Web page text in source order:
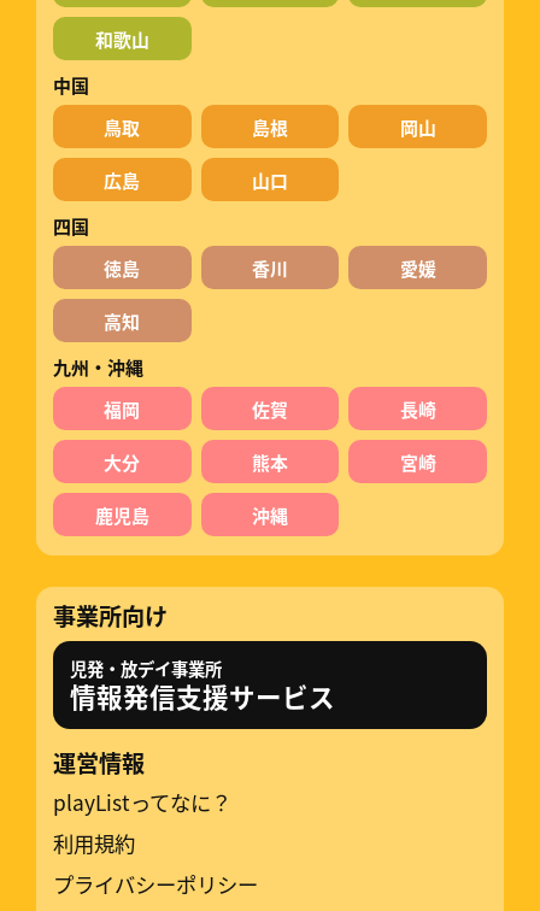
和歌山
中国
鳥取
島根 岡山
広島
山口
四国
徳島
香川 愛媛
高知
九州・沖縄
福岡
佐賀 長崎
大分 熊本 宮崎
鹿児島 沖縄
事業所向け
児発・放デイ事業所
情報発信支援サービス
運営情報
playListってなに？
利用規約
プライバシーポリシー